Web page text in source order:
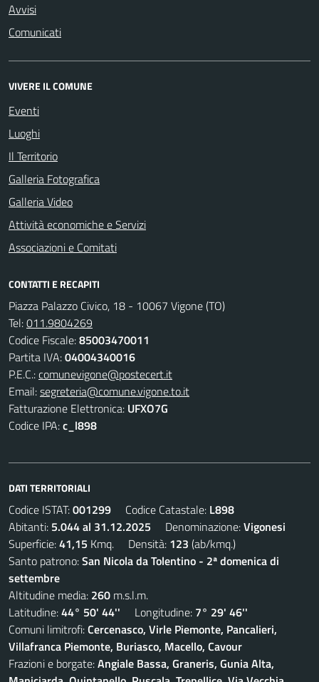
Avvisi
Comunicati
VIVERE IL COMUNE
Eventi
Luoghi
Il Territorio
Galleria Fotografica
Galleria Video
Attività economiche e Servizi
Associazioni e Comitati
CONTATTI E RECAPITI
Piazza Palazzo Civico, 18 - 10067 Vigone (TO)
Tel:011.9804269
Codice Fiscale:85003470011
Partita IVA:04004340016
P.E.C.:comunevigone@postecert.it
Email:segreteria@comune.vigone.to.it
Fatturazione Elettronica: UFXO7G
Codice IPA:c_l898
DATI TERRITORIALI
Codice ISTAT:001299 Codice Catastale: L898
Abitanti: 5.044 al 31.12.2025 Denominazione:Vigonesi
Superficie:41,15 Kmq. Densità: 123 (ab/kmq.)
Santo patrono:San Nicola da Tolentino - 2ª domenica di
settembre
Altitudine media: 260 m.s.l.m.
Latitudine:44° 50' 44'' Longitudine: 7° 29' 46''
Comuni limitrofi:Cercenasco, Virle Piemonte, Pancalieri,
Villafranca Piemonte, Buriasco, Macello, Cavour
Frazioni e borgate:Angiale Bassa, Graneris, Gunia Alta,